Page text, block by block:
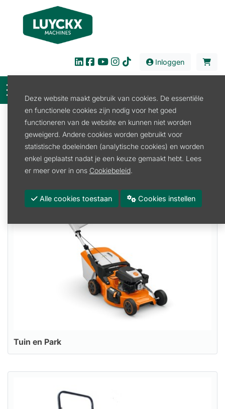
Inloggen
Filter
Verhuur
Verhuur
Tuin en Park
Deze website maakt gebruik van cookies. De essentiële
en functionele cookies zijn nodig voor het goed
functioneren van de website en kunnen niet worden
geweigerd. Andere cookies worden gebruikt voor
statistische doeleinden (analytische cookies) en worden
enkel geplaatst nadat je een keuze gemaakt hebt. Lees
er meer over in ons Cookiebeleid.
Alle cookies toestaan Cookies instellen